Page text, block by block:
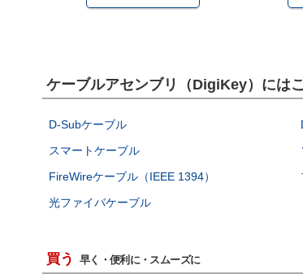
ケーブルアセンブリ（DigiKey）には
D-Subケーブル
スマートケーブル
FireWireケーブル（IEEE 1394）
光ファイバケーブル
買う 早く・便利に・スムーズに